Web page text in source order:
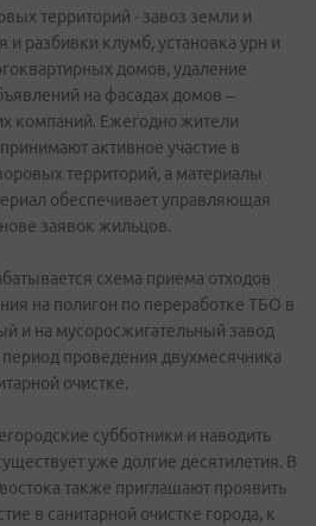
территорий - завоз земли и
разбивки клумб, установка урн и
домов, удаление
на фасадах домов –
компаний. Ежегодно жители
активное участие в
территорий, а материалы
обеспечивает управляющая
заявок жильцов.
схема приема отходов
на полигон по переработке ТБО в
и на мусоросжигательный завод
проведения двухмесячника
очистке.
субботники и наводить
уже долгие десятилетия. В
также приглашают проявить
в санитарной очистке города, к